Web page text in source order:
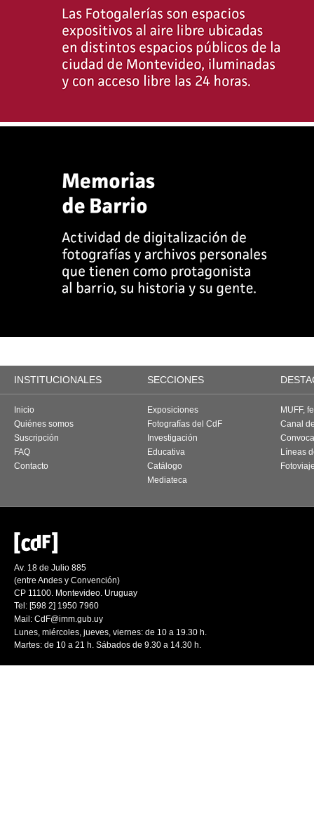
INSTITUCIONALES SECCIONES
Inicio
Quiénes somos
Suscripción
FAQ
Contacto
Exposiciones
Fotografías del CdF
Investigación
Educativa
Catálogo
Mediateca
MUFF,
Canal
Líneas
Av. 18 de Julio 885
(entre Andes y Convención)
CP 11100. Montevideo. Uruguay
Tel: [598 2] 1950 7960
Mail: CdF@imm.gub.uy
Lunes, miércoles, jueves, viernes: de 10 a 19.30 h.
Martes: de 10 a 21 h. Sábados de 9.30 a 14.30 h.